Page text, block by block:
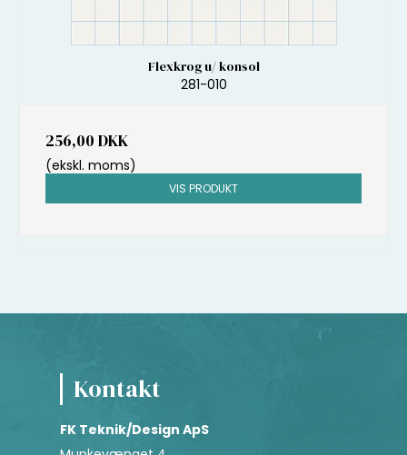
Flexkrog u/ konsol
281-010
256,00 DKK
(ekskl. moms)
VIS PRODUKT
Kontakt
FK Teknik/Design ApS